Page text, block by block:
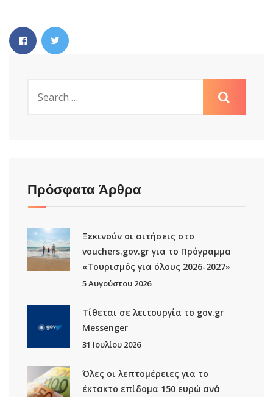
Πρόσφατα Άρθρα
Ξεκινούν οι αιτήσεις στο
vouchers.gov.gr για το Πρόγραμμα
«Τουρισμός για όλους 2026-2027»
5 Αυγούστου 2026
Τίθεται σε λειτουργία το gov.gr
Μessenger
31 Ιουλίου 2026
Όλες οι λεπτομέρειες για το
έκτακτο επίδομα 150 ευρώ ανά